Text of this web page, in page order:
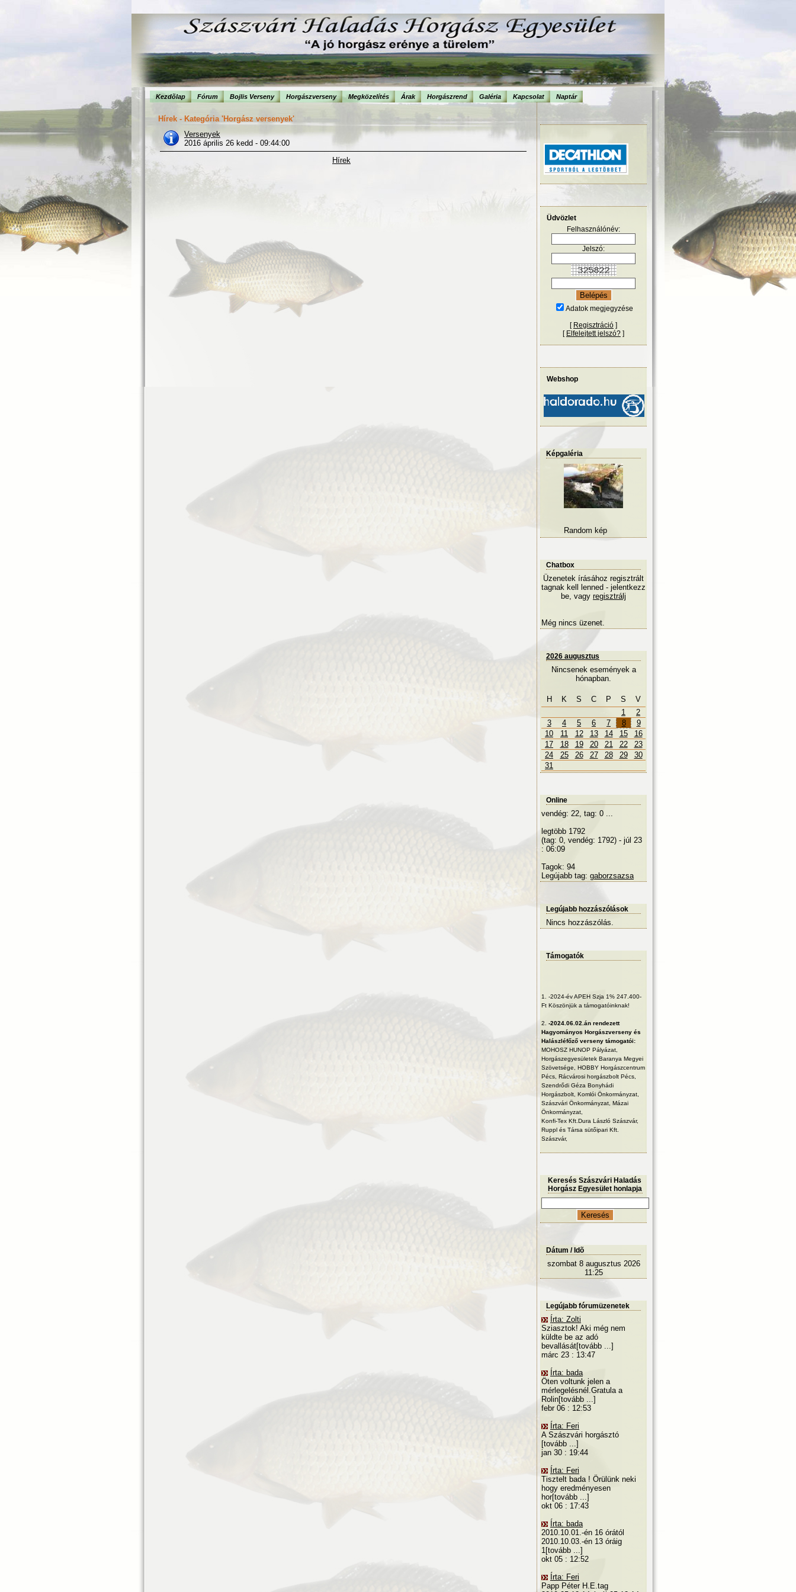
Kezdõlap Fórum Bojlis Verseny Horgászverseny Megközelítés Árak Horgászrend Galéria Kapcsolat Naptár
Hírek - Kategória 'Horgász versenyek'
Versenyek
2016 április 26 kedd - 09:44:00
Hírek
Üdvözlet
Felhasználónév:
Jelszó:
Adatok megjegyzése
[ Regisztráció ]
[ Elfelejtett jelszó? ]
Webshop
Képgaléria
Random kép
Chatbox
Üzenetek írásához regisztrált
tagnak kell lenned - jelentkezz
be, vagy regisztrálj
Még nincs üzenet.
2026 augusztus
Nincsenek események a
hónapban.
H K S C P S
V
1
2
3
4 5 6 7 8
9
10
11 12 13 14 15
16
17
18 19 20 21 22
23
24
25 26 27 28 29
30
31
Online
vendég: 22, tag: 0 ...
legtöbb 1792
(tag: 0, vendég: 1792) - júl 23
: 06:09
Tagok: 94
Legújabb tag: gaborzsazsa
Legújabb hozzászólások
Nincs hozzászólás.
Támogatók
1.
-2024-év APEH Szja 1% 247.400-
Ft Köszönjük a támogatóinknak!
2.
-2024.06.02.án rendezett
Hagyományos Horgászverseny és
Halászléfőző verseny támogatói:
MOHOSZ HUNOP Pályázat,
Horgászegyesületek Baranya Megyei
Szövetsége, HOBBY Horgászcentrum
Pécs, Rácvárosi horgászbolt Pécs,
Szendrődi Géza Bonyhádi
Horgászbolt, Komlói Önkormányzat,
Szászvári Önkormányzat, Mázai
Önkormányzat,
Konfi-Tex Kft.Dura László Szászvár,
Ruppl és Társa sütőipari Kft.
Szászvár,
Keresés Szászvári Haladás
Horgász Egyesület honlapja
Dátum / Idõ
szombat 8 augusztus 2026
11:25
Legújabb fórumüzenetek
Írta: Zolti
Sziasztok! Aki még nem
küldte be az adó
bevallását[tovább ...]
márc 23 : 13:47
Írta: bada
Öten voltunk jelen a
mérlegelésnél.Gratula a
Rolin[tovább ...]
febr 06 : 12:53
Írta: Feri
A Szászvári horgásztó
[tovább ...]
jan 30 : 19:44
Írta: Feri
Tisztelt bada ! Örülünk neki
hogy eredményesen
hor[tovább ...]
okt 06 : 17:43
Írta: bada
2010.10.01.-én 16 órától
2010.10.03.-én 13 óráig
1[tovább ...]
okt 05 : 12:52
Írta: Feri
Papp Péter H.E.tag